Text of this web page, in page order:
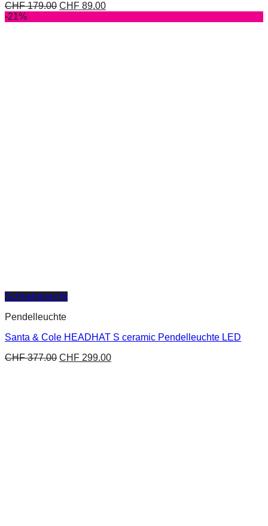
CHF179.00 CHF 89.00
-21%
Schnellansicht
Pendelleuchte
Santa & Cole HEADHAT S ceramic Pendelleuchte LED
CHF377.00 CHF 299.00